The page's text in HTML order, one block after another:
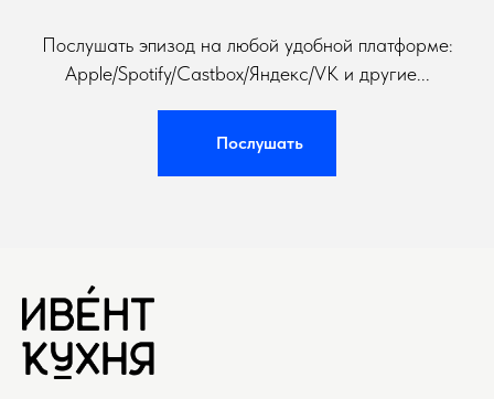
Послушать эпизод на любой удобной платформе:
Apple/Spotify/Castbox/Яндекс/VK и другие...
Послушать